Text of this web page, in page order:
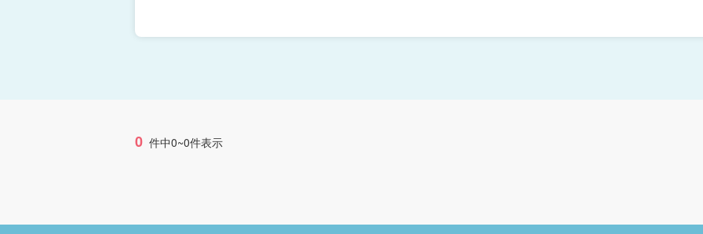
0 件中0~0件表示